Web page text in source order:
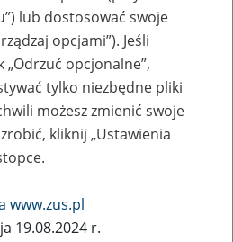
- zakładanie profili
Twojej firmy
lub dostosować swoje
opcjami”). Jeśli
„Odrzuć opcjonalne”,
tylko niezbędne pliki
możesz zmienić swoje
kliknij „Ustawienia
www.zus.pl
19.08.2024 r.